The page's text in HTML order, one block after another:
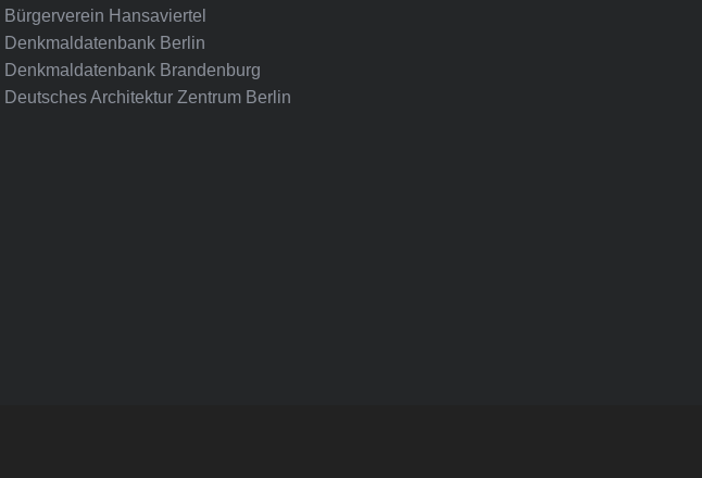
Bürgerverein Hansaviertel
Denkmaldatenbank Berlin
Denkmaldatenbank Brandenburg
Deutsches Architektur Zentrum Berlin